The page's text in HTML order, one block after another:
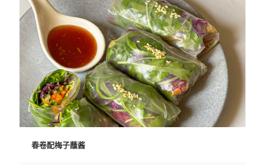
春卷配梅子蘸酱